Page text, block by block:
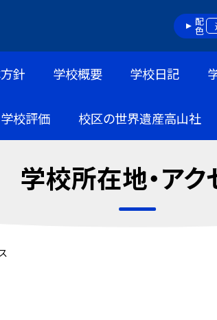
配色
針 学校概要 学校日記
学校評価 校区の世界遺産高山社
学校所在地・アク